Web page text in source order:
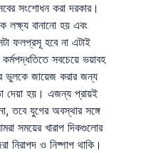
সংশোধন করা দরকার।
লক্ষ্য বানানো হয় এবং
ফলপ্রসূ হবে না এটাই
সবচেয়ে ভয়াবহ
ভুলকে জায়েজ করার জন্য
দেয়া হয়। এজন্য প্রায়ই
তবে যুগের অবস্থার সঙ্গে
সময়ের খারাপ দিকগুলোর
নিরাপদ ও নিষ্পাপ থাকি।